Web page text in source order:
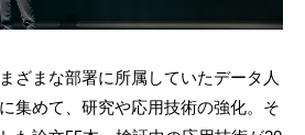
ざまな部署に所属していたデータ人
集めて、研究や応用技術の強化。そ